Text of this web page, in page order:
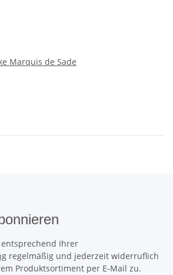
Marquis de Sade
Ihrer
regelmäßig und jederzeit widerruflich
Produktsortiment per E-Mail zu.